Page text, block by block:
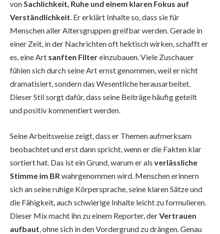
vonSachlichkeit, Ruhe und einem klaren Fokus auf
Verständlichkeit. Er erklärt Inhalte so, dass sie für
Menschen aller Altersgruppen greifbar werden. Gerade in
einer Zeit, in der Nachrichten oft hektisch wirken, schafft er
es, eine Art sanften Filtereinzubauen. Viele Zuschauer
fühlen sich durch seine Art ernst genommen, weil er nicht
dramatisiert, sondern das Wesentliche herausarbeitet.
Dieser Stil sorgt dafür, dass seine Beiträge häufig geteilt
und positiv kommentiert werden.
Seine Arbeitsweise zeigt, dass er Themen aufmerksam
beobachtet und erst dann spricht, wenn er die Fakten klar
sortiert hat. Das ist ein Grund, warum er als verlässliche
Stimme im BRwahrgenommen wird. Menschen erinnern
sich an seine ruhige Körpersprache, seine klaren Sätze und
die Fähigkeit, auch schwierige Inhalte leicht zu formulieren.
Dieser Mix macht ihn zu einem Reporter, derVertrauen
aufbaut, ohne sich in den Vordergrund zu drängen. Genau